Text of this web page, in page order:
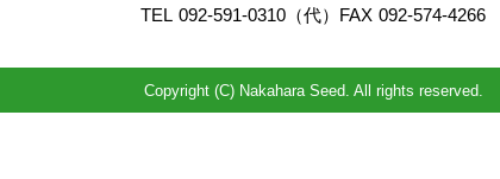
TEL 092-591-0310（代） FAX 092-574-4266
Copyright (C) Nakahara Seed. All rights reserved.